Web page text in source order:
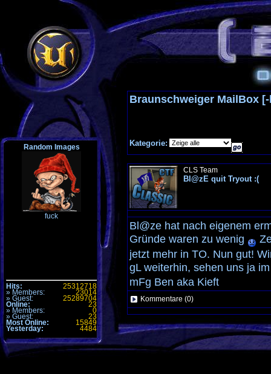
Random Images
fuck
Hits: 25312718
» Members: 23014
» Guest: 25289704
Online: 23
» Members: 0
» Guest: 23
Most Online: 15849
Yesterday: 4484
Braunschweiger MailBox
Kategorie:
CLS Team
Bl@zE quit Tryout :(
Bl@ze hat nach eigenem
Gründe waren zu wenig
jetzt mehr in TO. Nun gut!
gL weiterhin, sehen uns ja
mFg Ben aka Kieft
Kommentare (0)
Alle Zeiten sindGMT +1h. Es ist jetzt09:08.
Seite generiert mit 30 Abfragen in 0.142 sec.